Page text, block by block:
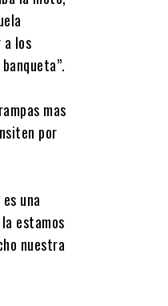
a los
mas
por
una
estamos
nuestra